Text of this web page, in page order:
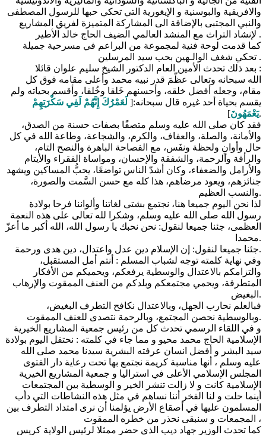
والافريقية والبوسنية و الإيغورية التي تحكي حبها للرسول المصطفى
والنبي المجتبى بالإضافة الى المشاركة المتميزة لفريق المشاريع
لإنشاد التراث مع المنشد العالمي الضيف الحاج خالد الأطير .
كما قدمت لوحة فنية لمجموعة من البراعم في مسرحية جميلة
تحكي شغف الوالـهين بحب سيد المرسلين .
بعد ذلك تحدث الأمين العام الدكتور الشيخ سليم علوان قائلا :
الله سبحانه وتعالى عظّمَ قدر نبيه محمد وأعلى مقامه فوق كل
مقام، وجعله أفضل خلقه، وأحسنهم خَلقا وخُلقا، وأقسم بحياته ولم
يقسم بحياة أحد غيره قال سبحانه:[ لَعَمْرُكَ إِنَّهُمْ لَفِي سَكْرَتِهِمْ
يَعْمَهُونَ].
فقد كان صلى الله عليه وسلم متصفًا بصفات حسنة من الصدق،
والأمانة، والصلة، والعفاف، والكرم، والشجاعة، وطاعة الله في كل
حال وأوانٍ ولحظة ونفَس، مع الفصاحة الباهرة والنصح التام،
والرأفة والرحمة، والشفقة والإحسان، ومواساة الفقراء والأيتام
والأرامل والضعفاء، وكان أشدّ الناس تواضعًا، يحبُّ المساكين ويشهد
جنائزهم، ويعود مرضاهم، هذا كله مع حسن السَّمت والصورة،
والنسب العظيم.
لذا نحن اليوم جميعا هنا، نجتمع بشتى لغاتنا وألواننا فرحا بولادة
رسول الله صلى الله عليه وسلم، وشكرا لله تعالى على هذه النعمة
العظمى، جئنا جميعا لنقول: نحن نحبك يا رسول الله، الله أكبر ما أعزّ
محمدا.
جئنا جميعا لنقول: إن الإسلام دين عدل واعتدال، دين هدى ورحمة.
وفي نهاية كلمته توجه لشباب المسلم : أنتم أمل المستقبل،
والتزامكم بالاعتدال والوسطية يرفعكم، ويحميكم من الأفكار
المتطرفة، ويحمي مجتمعكم وبلدكم من العنف الممقوت والإرهاب
البغيض.
فبالعلم نحارب الجهل، وبالاعتدال نكافح التطرف البغيض،
وبالوسطية نحصن المجتمع، وبالرحمة نتصدى للعنف الممقوت.
و في اللقاء الرسمي تحدث كل من رئيس جمعية المشاريع الخيرية
الإسلامية الحاج محمد محيو و مما جاء في كلمته : نحتفل اليوم بولادة
سيد البشر و أفضل انسان عرفته البشرية سيدنا محمد صلى الله
عليه وسلم ، أنها مناسبة كريمة نجتمع بها تحت رعاية دار الفتوى
المجلس الإسلامي الأعلى في استراليا و جمعية المشاريع الخيرية
الإسلامية كانت و لا زالت تنشر الخير و الوسطية بين المجتمعات
أينما حلت و لنا الفخر أننا نساهم في مثل هذه النشاطات التي دأب
المسلمون عليها في أصقاع الأرض يؤلمنا أن نرى امتداد التطرف بين
المجمعات و سنبقى نحذر من خطره الممقوت ،
كما تحدث الوزير جهاد ديب الذي حضر ممثلا لرئيس الولاية كريس